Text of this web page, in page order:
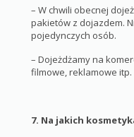
– W chwili obecnej
pakietów z dojazdem.
pojedynczych osób.
– Dojeżdżamy na
filmowe, reklamowe itp.
7. Na jakich